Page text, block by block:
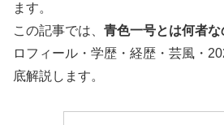
ます。
この記事では、 青色一号とは何者な
ロフィール・学歴・経歴・芸風・
底解説します。